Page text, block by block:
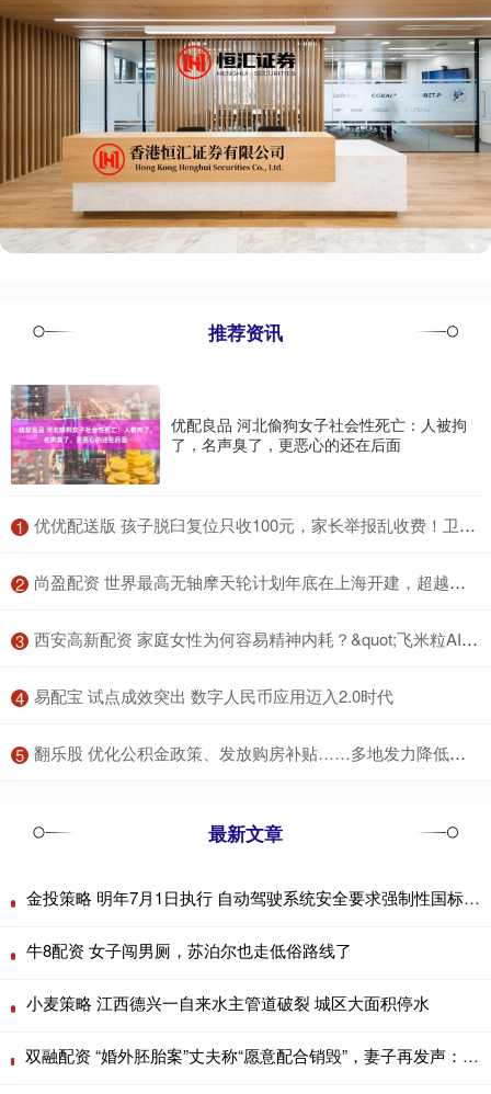
推荐资讯
优配良品 河北偷狗女子社会性死亡：人被拘
了，名声臭了，更恶心的还在后面
1 ​优优配送版 孩子脱臼复位只收100元，家长举报乱收费！卫健委：应收110元，你还少给了！家长拒缴费后离开！
2 ​尚盈配资 世界最高无轴摩天轮计划年底在上海开建，超越潍坊“渤海之眼”
3 ​西安高新配资 家庭女性为何容易精神内耗？&quot;飞米粒AI选咨询师&quot;小程序平台分享_内心_考好_价值
4 ​易配宝 试点成效突出 数字人民币应用迈入2.0时代
5 ​翻乐股 优化公积金政策、发放购房补贴……多地发力降低购房成本
最新文章
金投策略 明年7月1日执行 自动驾驶系统安全要求强制性国标正式发布
牛8配资 女子闯男厕，苏泊尔也走低俗路线了
小麦策略 江西德兴一自来水主管道破裂 城区大面积停水
双融配资 “婚外胚胎案”丈夫称“愿意配合销毁”，妻子再发声：希望他说到做到